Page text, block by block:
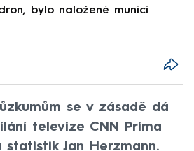
bylo naložené municí
se v zásadě dá
televize CNN Prima
statistik Jan Herzmann.